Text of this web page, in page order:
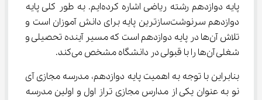
پایه دوازدهم رشته ریاضی اشاره کرده‌ایم. به طور کلی پایه
دوازدهم سرنوشت‌سازترین پایه برای دانش آموزان است و
تلاش آن‌ها در پایه دوازدهم است که مسیر آینده تحصیلی و
شغلی آن‌ها را با قبولی در دانشگاه مشخص می‌کند.
بنابراین با توجه به اهمیت پایه دوازدهم، مدرسه مجازی آی
نو به عنوان یکی از مدارس مجازی تراز اول و اولین مدرسه